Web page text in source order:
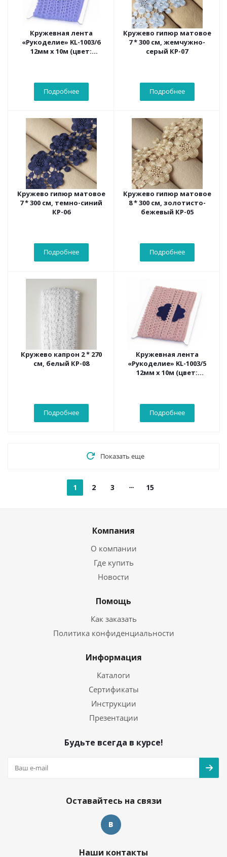
Кружевная лента
«Рукоделие» KL-1003/6
12мм х 10м (цвет:
Подробнее
Кружево гипюр матовое
7 * 300 см, жемчужно-
серый КР-07
Подробнее
Кружево гипюр матовое
7 * 300 см, темно-синий
КР-06
Подробнее
Кружево гипюр матовое
8 * 300 см, золотисто-
бежевый КР-05
Подробнее
Кружево капрон 2 * 270
см, белый КР-08
Подробнее
Кружевная лента
«Рукоделие» KL-1003/5
12мм х 10м (цвет:
Подробнее
Показать еще
1 2 3 15
Компания
О компании
Где купить
Новости
Помощь
Как заказать
Политика конфиденциальности
Информация
Каталоги
Сертификаты
Инструкции
Презентации
Будьте всегда в курсе!
Оставайтесь на связи
Наши контакты